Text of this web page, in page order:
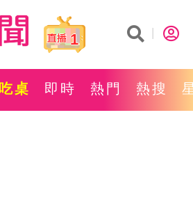
1
桌 即時 熱門 熱搜